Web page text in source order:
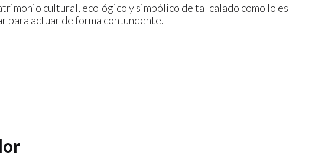
cultural, ecológico y simbólico de tal calado como lo es
para actuar de forma contundente.